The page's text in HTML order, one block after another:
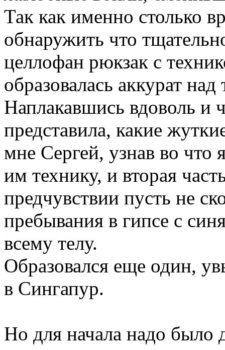
Так как именно столько
обнаружить что
целлофан рюкзак с
образовалась аккурат
Наплакавшись вдоволь и
представила, какие
мне Сергей, узнав во что
им технику, и вторая
предчувствии пусть не
пребывания в гипсе с
всему телу.
Образовался еще один,
в Сингапур.
Но для начала надо было